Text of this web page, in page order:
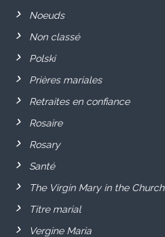
Noeuds
Non classé
Polski
Prières mariales
Retraites en confiance
Rosaire
Rosary
Santé
The Virgin Mary in the Church
Titre marial
Vergine Maria